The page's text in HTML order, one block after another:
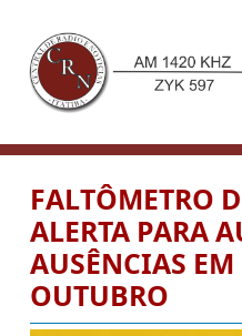
FALTÔMETRO
ALERTA PARA
AUSÊNCIAS EM
OUTUBRO